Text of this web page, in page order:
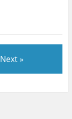
Next »